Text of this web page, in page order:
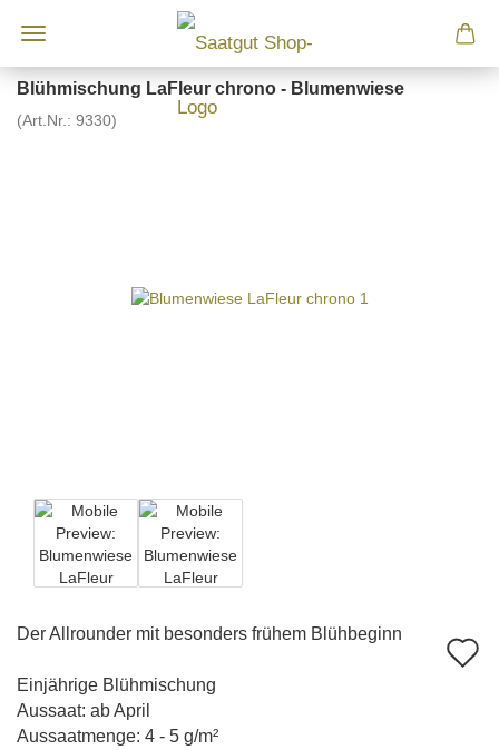
Blühmischung LaFleur chrono - Blumenwiese
(Art.Nr.: 9330)
Der Allrounder mit besonders frühem Blühbeginn
Einjährige Blühmischung
Aussaat: ab April
Aussaatmenge: 4 - 5 g/m²